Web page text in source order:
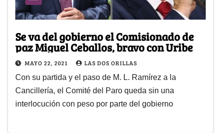
Se va del gobierno el Comisionado de
paz Miguel Ceballos, bravo con Uribe
MAYO 22, 2021 LAS DOS ORILLAS
Con su partida y el paso de M. L. Ramírez a la
Cancillería, el Comité del Paro queda sin una
interlocución con peso por parte del gobierno